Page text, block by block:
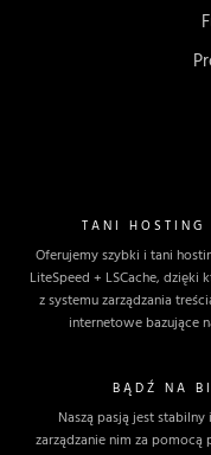
TANI
Oferujemy szybki i tani
LiteSpeed + LSCache,
z systemu zarządzania
internetowe bazujące
BĄDŹ NA
Naszą pasją jest
zarządzanie nim za pomocą